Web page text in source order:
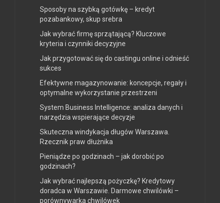
Sposoby na szybką gotówkę – kredyt
pozabankowy, skup srebra
Jak wybrać firmę sprzątającą? Kluczowe
kryteria i czynniki decyzyjne
Jak przygotować się do castingu online i odnieść
sukces
Efektywne magazynowanie: koncepcje, regały i
optymalne wykorzystanie przestrzeni
System Business Intelligence: analiza danych i
narzędzia wspierające decyzje
Skuteczna windykacja długów Warszawa.
Rzecznik praw dłużnika
Pieniądze po godzinach – jak dorobić po
godzinach?
Jak wybrać najlepszą pożyczkę? Kredytowy
doradca w Warszawie. Darmowe chwilówki –
porównywarka chwilówek